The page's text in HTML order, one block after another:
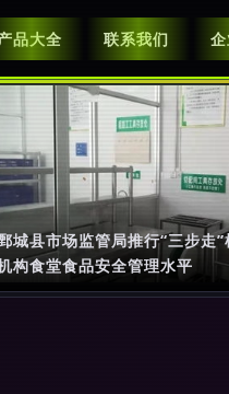
品大全 联系我们
城县市场监管局推行“三步走
构食堂食品安全管理水平